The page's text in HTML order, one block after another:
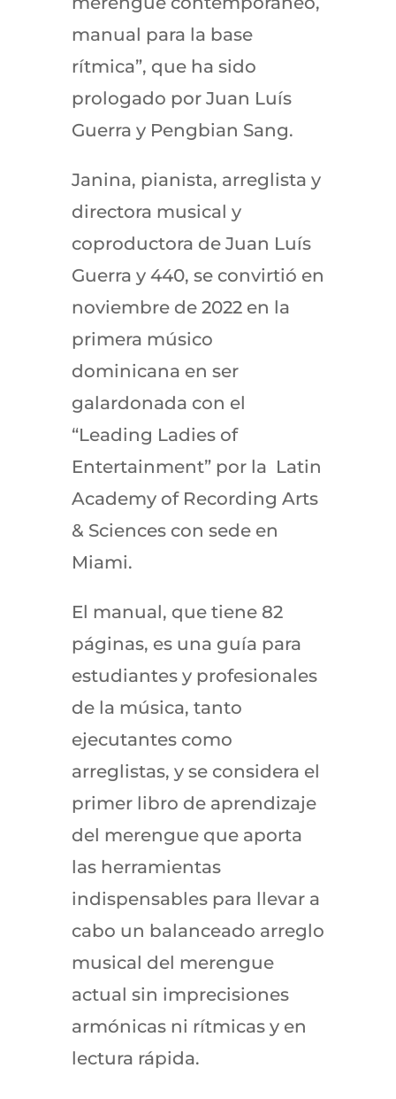
manual para la base
rítmica”, que ha sido
prologado por Juan Luís
Guerra y Pengbian Sang.
Janina, pianista, arreglista y
directora musical y
coproductora de Juan Luís
Guerra y 440, se convirtió en
noviembre de 2022 en la
primera músico
dominicana en ser
galardonada con el
“Leading Ladies of
Entertainment” por la Latin
Academy of Recording Arts
& Sciences con sede en
Miami.
El manual, que tiene 82
páginas, es una guía para
estudiantes y profesionales
de la música, tanto
ejecutantes como
arreglistas, y se considera el
primer libro de aprendizaje
del merengue que aporta
las herramientas
indispensables para llevar a
cabo un balanceado arreglo
musical del merengue
actual sin imprecisiones
armónicas ni rítmicas y en
lectura rápida.